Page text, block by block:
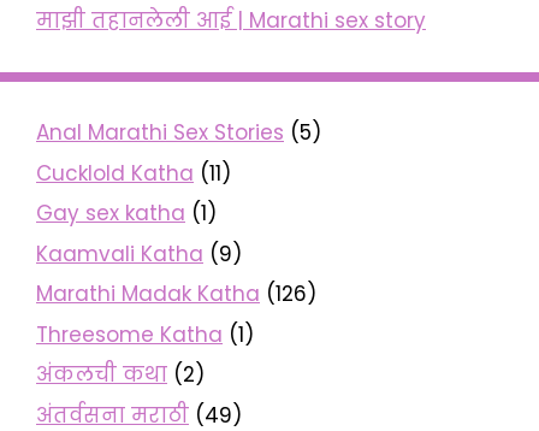
माझी तहानलेली आई | Marathi sex story
Anal Marathi Sex Stories (5)
Cucklold Katha (11)
Gay sex katha (1)
Kaamvali Katha (9)
Marathi Madak Katha (126)
Threesome Katha (1)
अंकलची कथा (2)
अंतर्वसना मराठी (49)